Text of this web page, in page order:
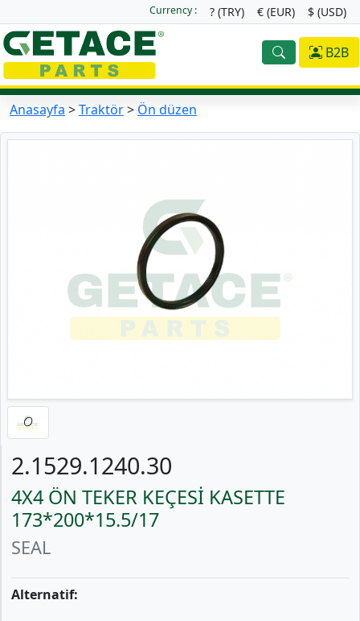
Currency : ? (TRY) € (EUR) $ (USD)
B2B
Anasayfa >Traktör> Ön düzen
2.1529.1240.30
4X4 ÖN TEKER KEÇESİ KASETTE
173*200*15.5/17
SEAL
Alternatif: